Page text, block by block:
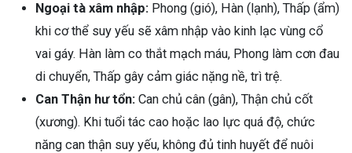
Ngoại tà xâm nhập: Phong (gió), Hàn (lạnh), Thấp (ẩm)
khi cơ thể suy yếu sẽ xâm nhập vào kinh lạc vùng cổ
vai gáy. Hàn làm co thắt mạch máu, Phong làm cơn đau
di chuyển, Thấp gây cảm giác nặng nề, trì trệ.
Can Thận hư tổn: Can chủ cân (gân), Thận chủ cốt
(xương). Khi tuổi tác cao hoặc lao lực quá độ, chức
năng can thận suy yếu, không đủ tinh huyết để nuôi